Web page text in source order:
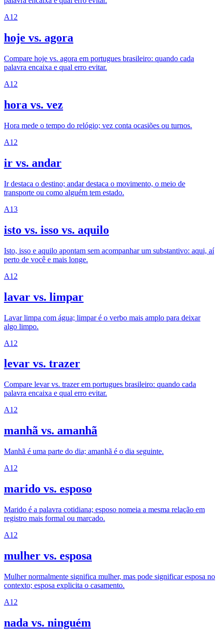
A12
hoje vs. agora
Compare hoje vs. agora em portugues brasileiro: quando cada
palavra encaixa e qual erro evitar.
A1 2
hora vs. vez
Hora mede o tempo do relógio; vez conta ocasiões ou turnos.
A1 2
ir vs. andar
Ir destaca o destino; andar destaca o movimento, o meio de
transporte ou como alguém tem estado.
A13
isto vs. isso vs. aquilo
Isto, isso e aquilo apontam sem acompanhar um substantivo: aqui, aí
perto de você e mais longe.
A1 2
lavar vs. limpar
Lavar limpa com água; limpar é o verbo mais amplo para deixar
algo limpo.
A1 2
levar vs. trazer
Compare levar vs. trazer em portugues brasileiro: quando cada
palavra encaixa e qual erro evitar.
A1 2
manhã vs. amanhã
Manhã é uma parte do dia; amanhã é o dia seguinte.
A1 2
marido vs. esposo
Marido é a palavra cotidiana; esposo nomeia a mesma relação em
registro mais formal ou marcado.
A1 2
mulher vs. esposa
Mulher normalmente significa mulher, mas pode significar esposa no
contexto; esposa explicita o casamento.
A1 2
nada vs. ninguém